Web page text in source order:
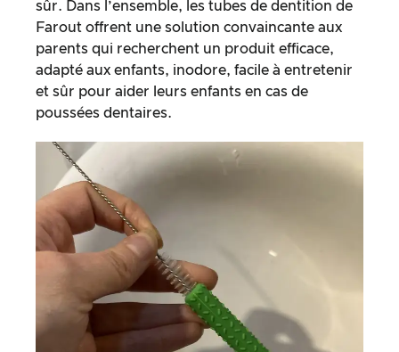
sûr. Dans l’ensemble, les tubes de dentition de
Farout offrent une solution convaincante aux
parents qui recherchent un produit efficace,
adapté aux enfants, inodore, facile à entretenir
et sûr pour aider leurs enfants en cas de
poussées dentaires.